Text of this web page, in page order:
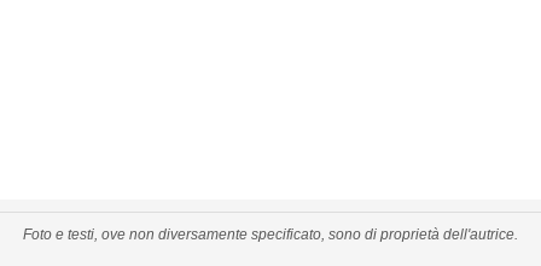
Foto e testi, ove non diversamente specificato, sono di proprietà dell'autrice.